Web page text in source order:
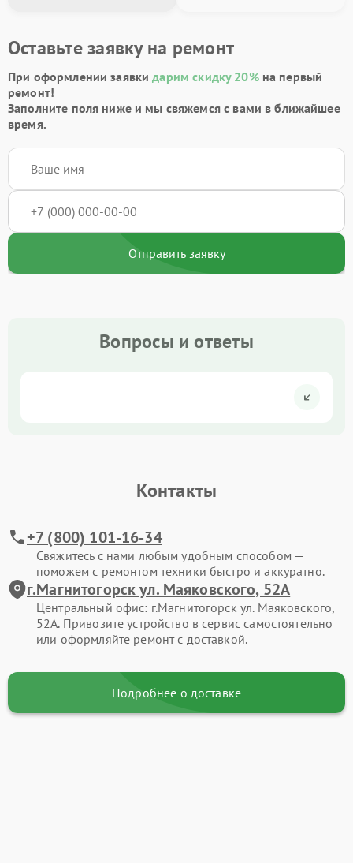
Оставьте заявку на ремонт
При оформлении заявкидарим скидку 20%на первый
ремонт!
Заполните поля ниже и мы свяжемся с вами в ближайшее
время.
Отправить заявку
Вопросы и ответы
Контакты
+7 (800) 101-16-34
Свяжитесь с нами любым удобным способом —
поможем с ремонтом техники быстро и аккуратно.
г.Магнитогорск ул. Маяковского, 52А
Центральный офис: г.Магнитогорск ул. Маяковского,
52А. Привозите устройство в сервис самостоятельно
или оформляйте ремонт с доставкой.
Подробнее о доставке